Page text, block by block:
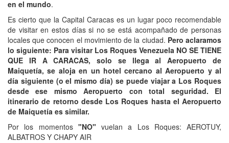
en el mundo.
Es cierto que la Capital Caracas es un lugar poco recomendable
de visitar en estos días si no se está acompañado de personas
locales que conocen el movimiento de la ciudad. Pero aclaramos
lo siguiente: Para visitar Los Roques Venezuela NO SE TIENE
QUE IR A CARACAS, solo se llega al Aeropuerto de
Maiquetía, se aloja en un hotel cercano al Aeropuerto y al
día siguiente (o el mismo día) se puede viajar a Los Roques
desde ese mismo Aeropuerto con total seguridad. El
itinerario de retorno desde Los Roques hasta el Aeropuerto
de Maiquetía es similar.
Por los momentos"NO" vuelan a Los Roques: AEROTUY,
ALBATROS Y CHAPY AIR